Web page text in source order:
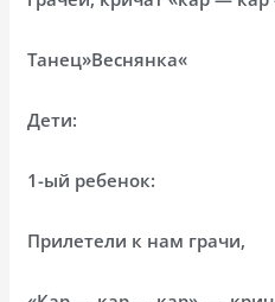
Танец»Веснянка«
Дети:
1-ый ребенок:
Прилетели к нам грачи,